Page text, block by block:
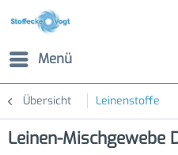
Menü
Übersicht Leinenstoffe
Leinen-Mischgewebe